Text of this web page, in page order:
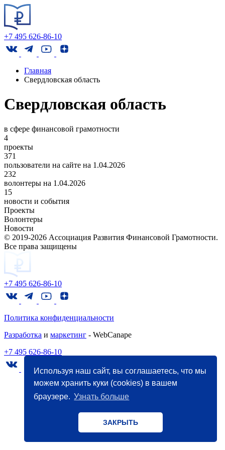
Используя наш сайт, вы соглашаетесь, что мы
можем хранить куки (cookies) в вашем
браузере. Узнать больше
ЗАКРЫТЬ
+7 495 626-86-10
Главная
Свердловская область
Свердловская область
в сфере финансовой грамотности
4
проекты
371
пользователи на сайте на 1.04.2026
232
волонтеры на 1.04.2026
15
новости и события
Проекты
Волонтеры
Новости
© 2019-2026 Ассоциация Развития Финансовой Грамотности.
Все права защищены
+7 495 626-86-10
Политика конфиденциальности
Разработка и маркетинг - WebCanape
+7 495 626-86-10